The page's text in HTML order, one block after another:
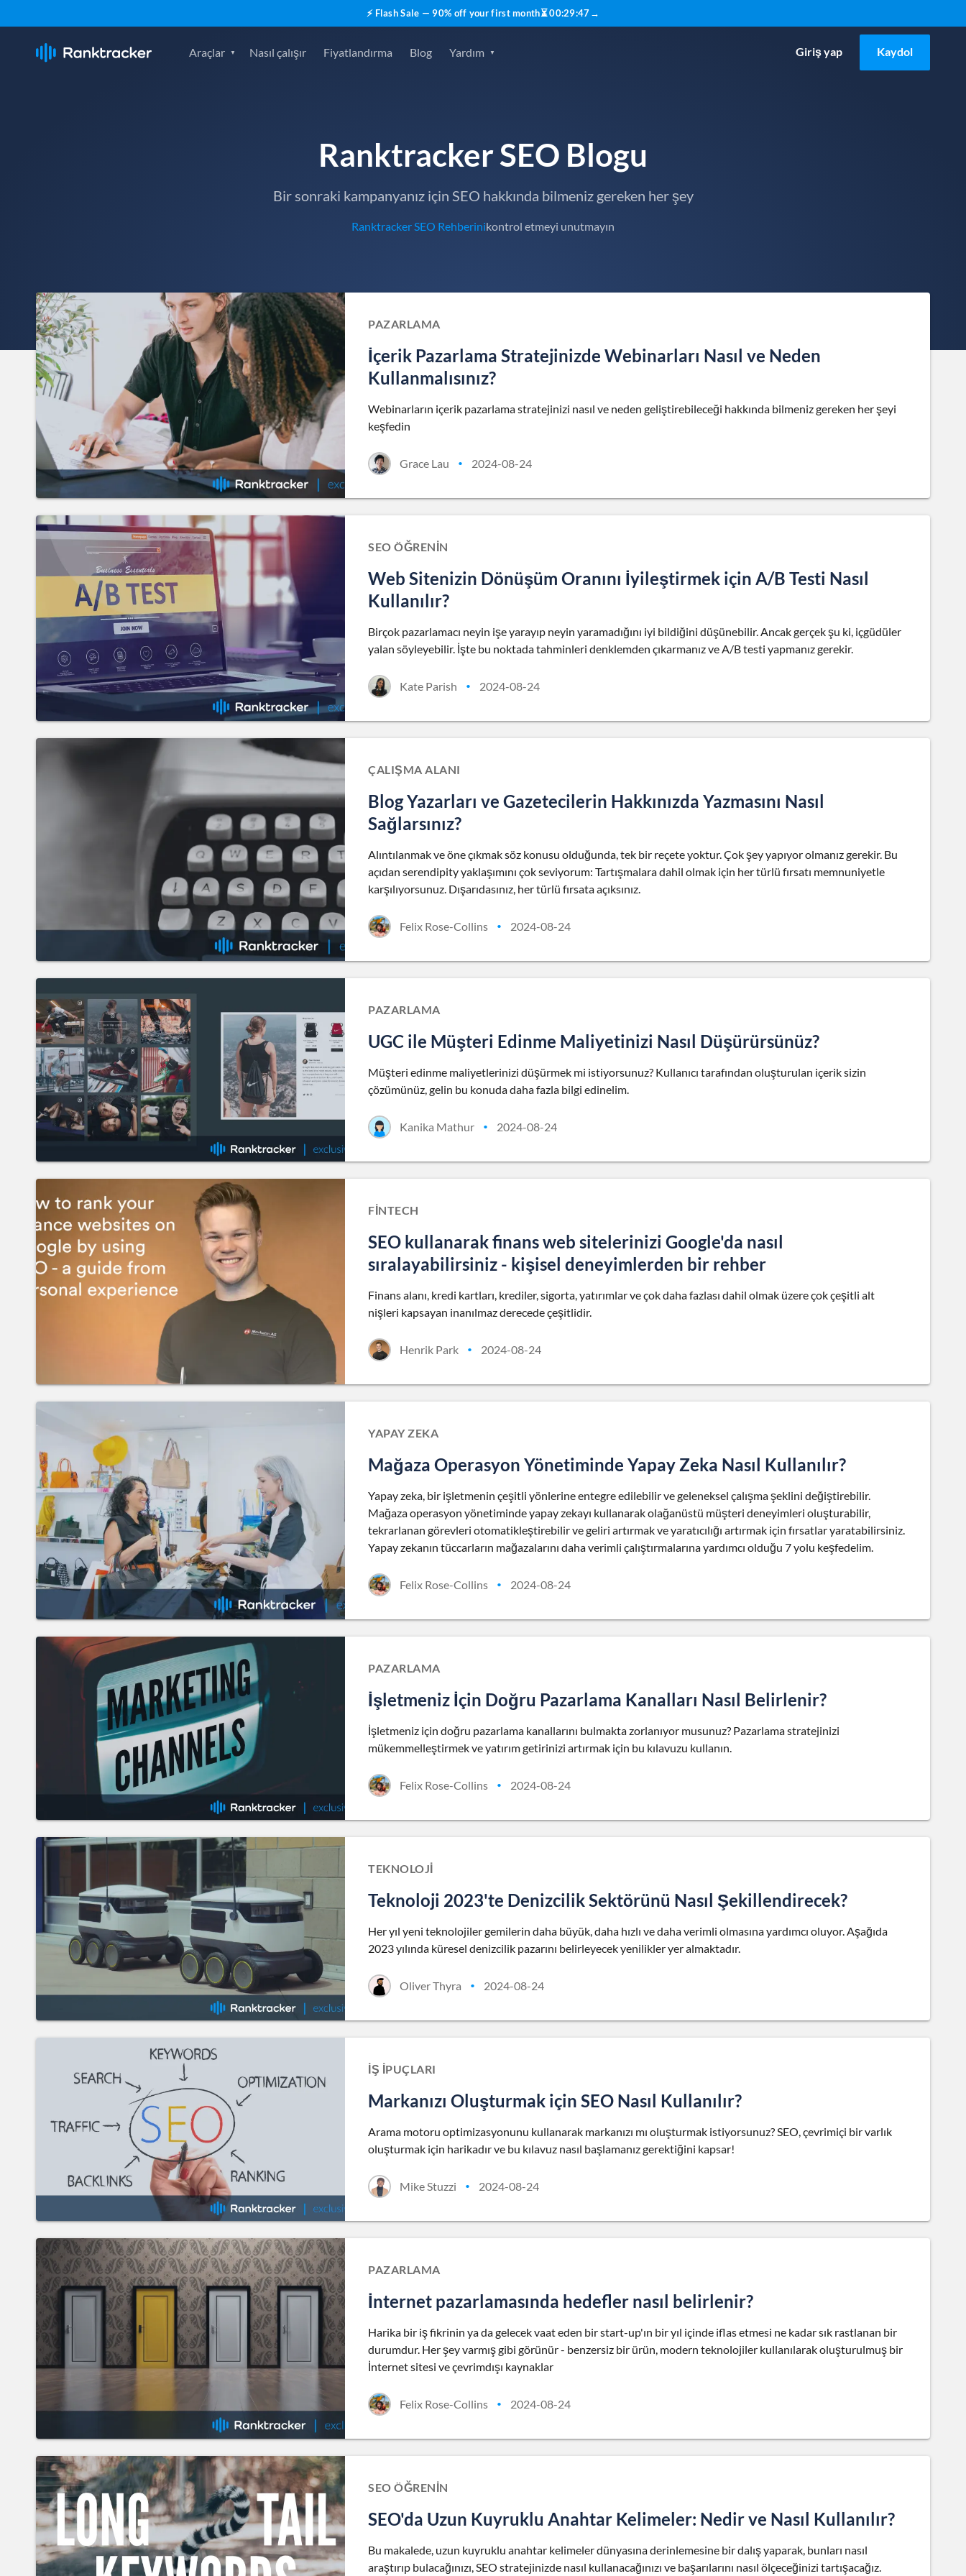
⚡ Flash Sale — 90% off your first month⏳00:29:45→
Araçlar Nasıl çalışır Fiyatlandırma Blog Yardım Giriş yap Kaydol
Ranktracker SEO Blogu
Bir sonraki kampanyanız için SEO hakkında bilmeniz gereken her şey
Ranktracker SEO Rehberinikontrol etmeyi unutmayın
PAZARLAMA
İçerik Pazarlama Stratejinizde Webinarları Nasıl ve Neden
Kullanmalısınız?
Webinarların içerik pazarlama stratejinizi nasıl ve neden geliştirebileceği hakkında bilmeniz gereken her şeyi
keşfedin
Grace Lau • 2024-08-24
SEO ÖĞRENIN
Web Sitenizin Dönüşüm Oranını İyileştirmek için A/B Testi Nasıl
Kullanılır?
Birçok pazarlamacı neyin işe yarayıp neyin yaramadığını iyi bildiğini düşünebilir. Ancak gerçek şu ki, içgüdüler
yalan söyleyebilir. İşte bu noktada tahminleri denklemden çıkarmanız ve A/B testi yapmanız gerekir.
Kate Parish • 2024-08-24
ÇALIŞMA ALANI
Blog Yazarları ve Gazetecilerin Hakkınızda Yazmasını Nasıl
Sağlarsınız?
Alıntılanmak ve öne çıkmak söz konusu olduğunda, tek bir reçete yoktur. Çok şey yapıyor olmanız gerekir. Bu
açıdan serendipity yaklaşımını çok seviyorum: Tartışmalara dahil olmak için her türlü fırsatı memnuniyetle
karşılıyorsunuz. Dışarıdasınız, her türlü fırsata açıksınız.
Felix Rose-Collins • 2024-08-24
PAZARLAMA
UGC ile Müşteri Edinme Maliyetinizi Nasıl Düşürürsünüz?
Müşteri edinme maliyetlerinizi düşürmek mi istiyorsunuz? Kullanıcı tarafından oluşturulan içerik sizin
çözümünüz, gelin bu konuda daha fazla bilgi edinelim.
Kanika Mathur • 2024-08-24
FINTECH
SEO kullanarak finans web sitelerinizi Google'da nasıl
sıralayabilirsiniz - kişisel deneyimlerden bir rehber
Finans alanı, kredi kartları, krediler, sigorta, yatırımlar ve çok daha fazlası dahil olmak üzere çok çeşitli alt
nişleri kapsayan inanılmaz derecede çeşitlidir.
Henrik Park • 2024-08-24
YAPAY ZEKA
Mağaza Operasyon Yönetiminde Yapay Zeka Nasıl Kullanılır?
Yapay zeka, bir işletmenin çeşitli yönlerine entegre edilebilir ve geleneksel çalışma şeklini değiştirebilir.
Mağaza operasyon yönetiminde yapay zekayı kullanarak olağanüstü müşteri deneyimleri oluşturabilir,
tekrarlanan görevleri otomatikleştirebilir ve geliri artırmak ve yaratıcılığı artırmak için fırsatlar yaratabilirsiniz.
Yapay zekanın tüccarların mağazalarını daha verimli çalıştırmalarına yardımcı olduğu 7 yolu keşfedelim.
Felix Rose-Collins • 2024-08-24
PAZARLAMA
İşletmeniz İçin Doğru Pazarlama Kanalları Nasıl Belirlenir?
İşletmeniz için doğru pazarlama kanallarını bulmakta zorlanıyor musunuz? Pazarlama stratejinizi
mükemmelleştirmek ve yatırım getirinizi artırmak için bu kılavuzu kullanın.
Felix Rose-Collins • 2024-08-24
TEKNOLOJI
Teknoloji 2023'te Denizcilik Sektörünü Nasıl Şekillendirecek?
Her yıl yeni teknolojiler gemilerin daha büyük, daha hızlı ve daha verimli olmasına yardımcı oluyor. Aşağıda
2023 yılında küresel denizcilik pazarını belirleyecek yenilikler yer almaktadır.
Oliver Thyra • 2024-08-24
İŞ İPUÇLARI
Markanızı Oluşturmak için SEO Nasıl Kullanılır?
Arama motoru optimizasyonunu kullanarak markanızı mı oluşturmak istiyorsunuz? SEO, çevrimiçi bir varlık
oluşturmak için harikadır ve bu kılavuz nasıl başlamanız gerektiğini kapsar!
Mike Stuzzi • 2024-08-24
PAZARLAMA
İnternet pazarlamasında hedefler nasıl belirlenir?
Harika bir iş fikrinin ya da gelecek vaat eden bir start-up'ın bir yıl içinde iflas etmesi ne kadar sık rastlanan bir
durumdur. Her şey varmış gibi görünür - benzersiz bir ürün, modern teknolojiler kullanılarak oluşturulmuş bir
İnternet sitesi ve çevrimdışı kaynaklar
Felix Rose-Collins • 2024-08-24
SEO ÖĞRENIN
SEO'da Uzun Kuyruklu Anahtar Kelimeler: Nedir ve Nasıl Kullanılır?
Bu makalede, uzun kuyruklu anahtar kelimeler dünyasına derinlemesine bir dalış yaparak, bunları nasıl
araştırıp bulacağınızı, SEO stratejinizde nasıl kullanacağınızı ve başarılarını nasıl ölçeceğinizi tartışacağız.